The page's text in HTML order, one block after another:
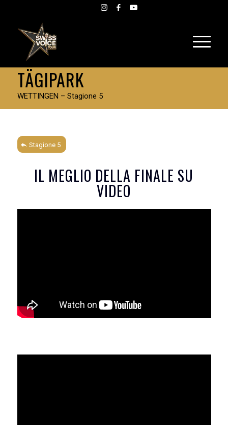
TÄGIPARK
WETTINGEN – Stagione 5
Stagione 5
IL MEGLIO DELLA FINALE SU
VIDEO